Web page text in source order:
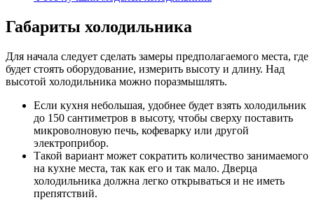
Габариты холодильника
Для начала следует сделать замеры предполагаемого места, где
будет стоять оборудование, измерить высоту и длину. Над
высотой холодильника можно поразмышлять.
Если кухня небольшая, удобнее будет взять холодильник
до 150 сантиметров в высоту, чтобы сверху поставить
микроволновую печь, кофеварку или другой
электроприбор.
Такой вариант может сократить количество занимаемого
на кухне места, так как его и так мало. Дверца
холодильника должна легко открываться и не иметь
препятствий.